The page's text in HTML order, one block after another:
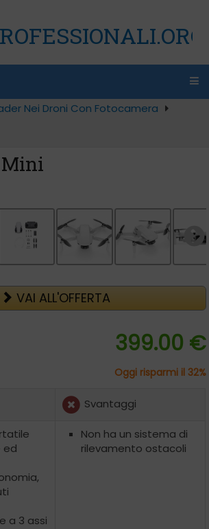
Nei Droni Con Fotocamera
VAI ALL'OFFERTA
399.00 €
Oggi risparmi il 32%
Svantaggi
ed
a 3 assi
Non ha un sistema di
rilevamento ostacoli